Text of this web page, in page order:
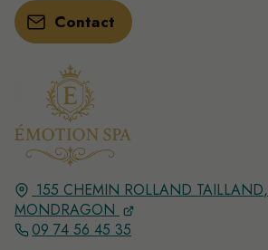
155 CHEMIN ROLLAND TAILLAND,
MONDRAGON
09 74 56 45 35
Contact